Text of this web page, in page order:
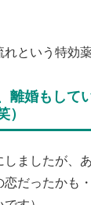
という特効
離婚もして
ましたが、
だったかも